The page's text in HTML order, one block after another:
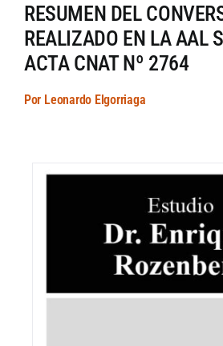
RESUMEN DEL
REALIZADO EN LA AAL
ACTA CNAT Nº 2764
Por Leonardo Elgorriaga